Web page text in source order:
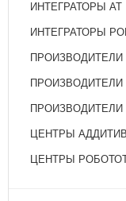
ИНТЕГРАТОРЫ АТ
ИНТЕГРАТОРЫ
ЦЕНТРЫ
ЦЕНТРЫ